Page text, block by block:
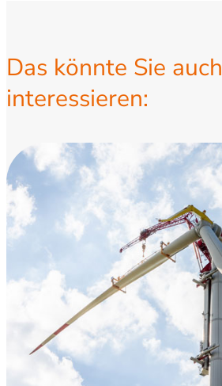
Das könnte Sie auch
interessieren: